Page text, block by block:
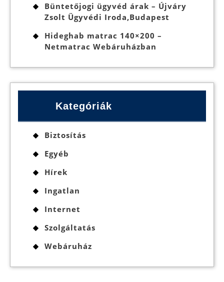
Büntetőjogi ügyvéd árak – Újváry
Zsolt Ügyvédi Iroda,Budapest
Hideghab matrac 140×200 –
Netmatrac Webáruházban
Kategóriák
Biztosítás
Egyéb
Hírek
Ingatlan
Internet
Szolgáltatás
Webáruház